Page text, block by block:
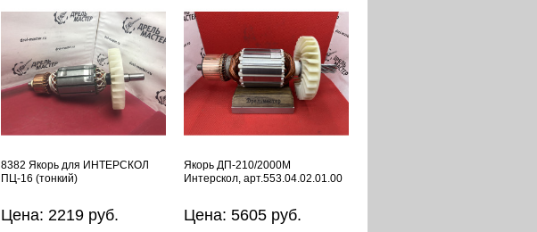
8382 Якорь для ИНТЕРСКОЛ
ПЦ-16 (тонкий)
Цена: 2219 руб.
Якорь ДП-210/2000М
Интерскол, арт.553.04.02.01.00
Цена:5605 руб.